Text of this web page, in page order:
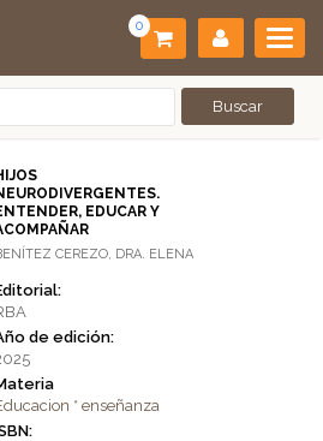
0
EDUCAR Y
CEREZO, DRA. ELENA
de edición:
* enseñanza